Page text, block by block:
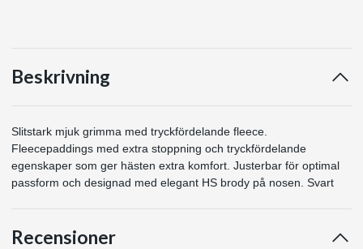
Beskrivning
Slitstark mjuk grimma med tryckfördelande fleece.
Fleecepaddings med extra stoppning och tryckfördelande
egenskaper som ger hästen extra komfort. Justerbar för optimal
passform och designad med elegant HS brody på nosen. Svart
Recensioner